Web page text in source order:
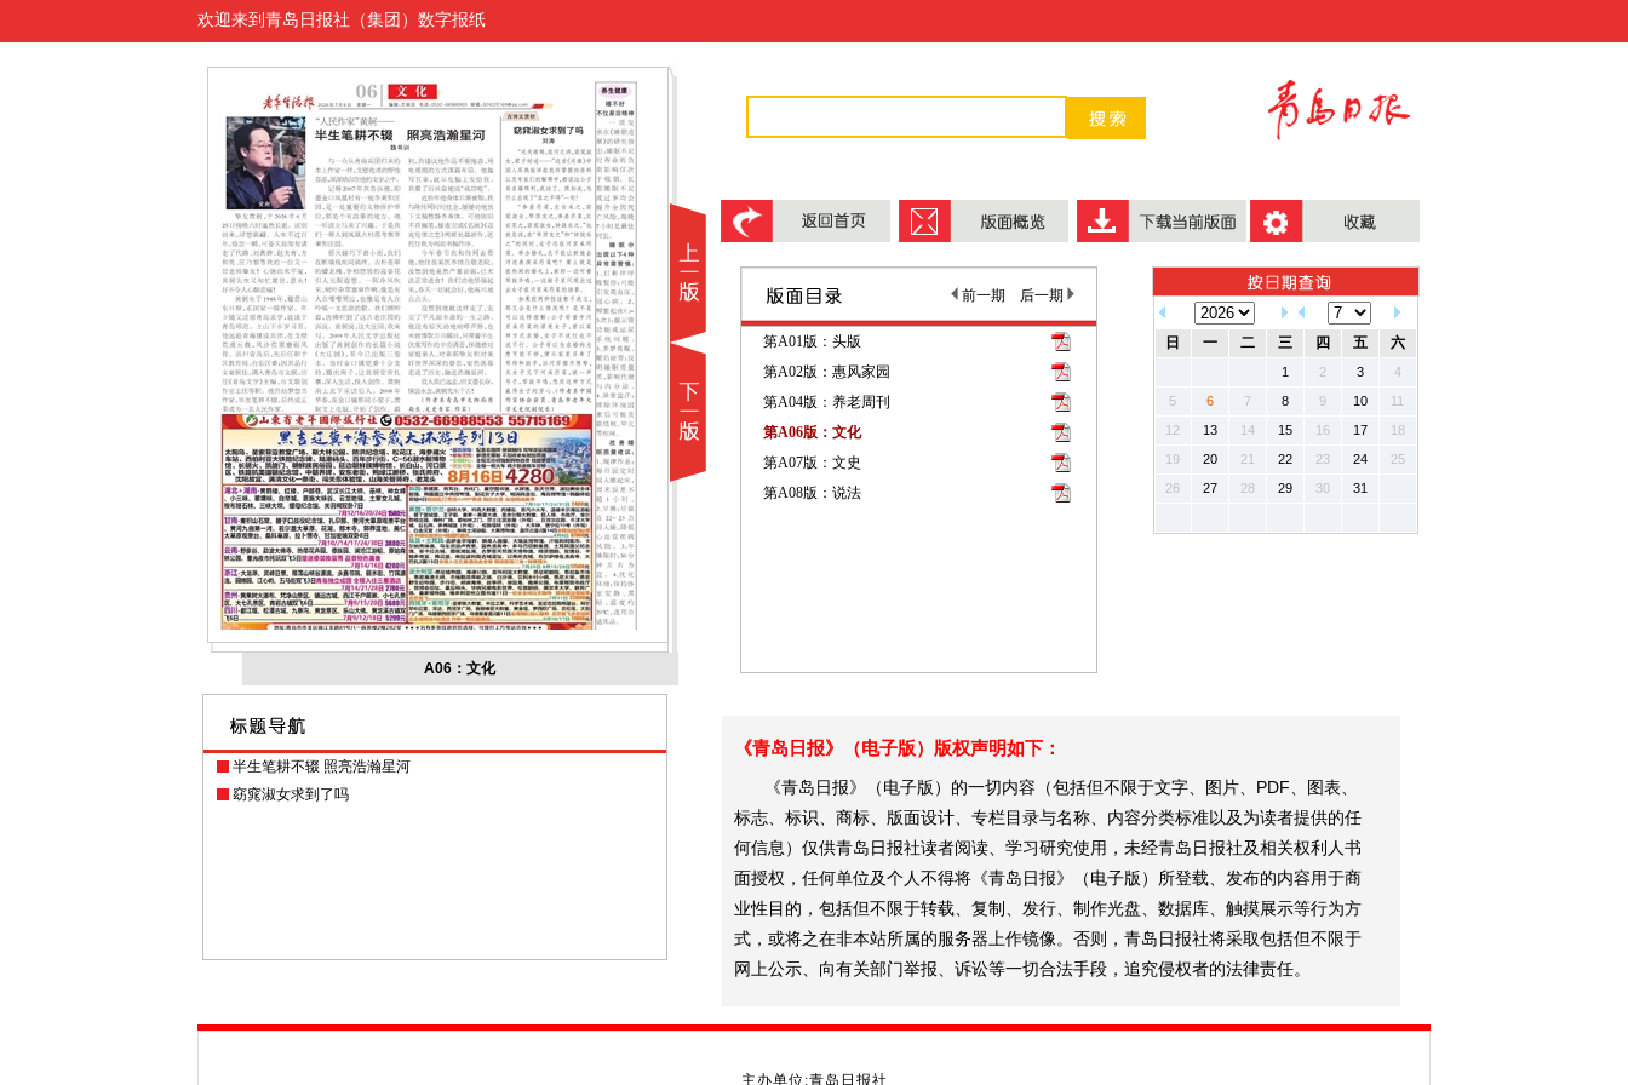
欢迎来到青岛日报社（集团）数字报纸
A06：文化
半生笔耕不辍 照亮浩瀚星河
窈窕淑女求到了吗
前一期 后一期
第A01版：头版
第A02版：惠风家园
第A04版：养老周刊
第A06版：文化
第A07版：文史
第A08版：说法
日 一 二 三 四 五 六
1 2 3
4
5
6 7 8 9 10
11
12
13 14 15 16 17
18
19
20 21 22 23 24
25
26
27 28 29 30 31
《青岛日报》（电子版）版权声明如下：
《青岛日报》（电子版）的一切内容（包括但不限于文字、图片、PDF、图表、
标志、标识、商标、版面设计、专栏目录与名称、内容分类标准以及为读者提供的任
何信息）仅供青岛日报社读者阅读、学习研究使用，未经青岛日报社及相关权利人书
面授权，任何单位及个人不得将《青岛日报》（电子版）所登载、发布的内容用于商
业性目的，包括但不限于转载、复制、发行、制作光盘、数据库、触摸展示等行为方
式，或将之在非本站所属的服务器上作镜像。否则，青岛日报社将采取包括但不限于
网上公示、向有关部门举报、诉讼等一切合法手段，追究侵权者的法律责任。
主办单位:青岛日报社